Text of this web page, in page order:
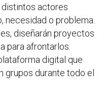
actores
necesidad o problema.
diseñarán proyectos
para afrontarlos.
digital que
grupos durante todo el